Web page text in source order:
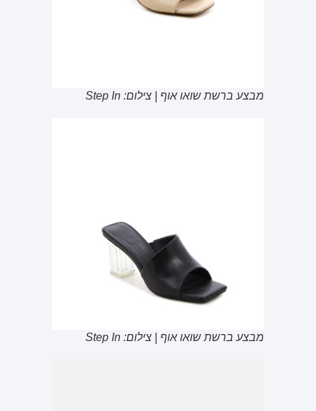
מבצע ברשת שואו אוף | צילום: Step In
מבצע ברשת שואו אוף | צילום: Step In